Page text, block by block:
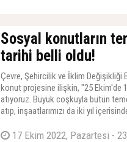
Sosyal konutların
tarihi belli oldu!
Çevre, Şehircilik ve İklim Değişikliği
konut projesine ilişkin, "25 Ekim'de
atıyoruz. Büyük coşkuyla bütün
atıp, inşaatlarımızı da iki yıl
17 Ekim 2022, Pazartesi -